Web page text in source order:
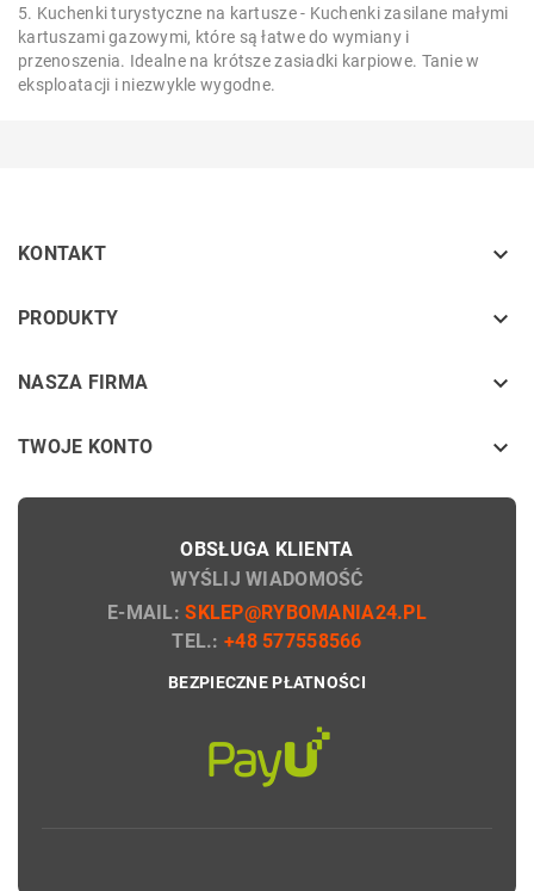
5. Kuchenki turystyczne na kartusze - Kuchenki zasilane małymi
kartuszami gazowymi, które są łatwe do wymiany i
przenoszenia. Idealne na krótsze zasiadki karpiowe. Tanie w
eksploatacji i niezwykle wygodne.
KONTAKT 
PRODUKTY keyboard_arrow_down
NASZA FIRMA keyboard_arrow_down
TWOJE KONTO 
OBSŁUGA KLIENTA
WYŚLIJ WIADOMOŚĆ
E-MAIL:SKLEP@RYBOMANIA24.PL
TEL.:+48 577558566
BEZPIECZNE PŁATNOŚCI